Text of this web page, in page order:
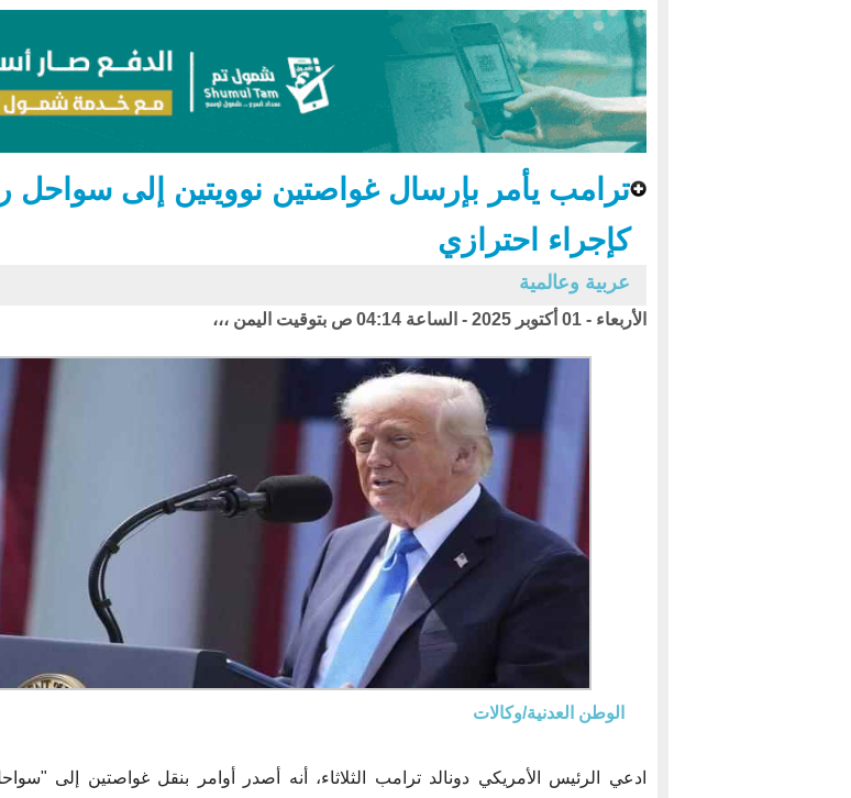
ترامب يأمر بإرسال غواصتين نوويتين إلى سواحل
كإجراء احترازي
عربية وعالمية
الأربعاء - 01 أكتوبر 2025 - الساعة 04:14 ص بتوقيت اليمن ،،،
الوطن العدنية/وكالات
ادعي الرئيس الأمريكي دونالد ترامب الثلاثاء، أنه أصدر أوامر بنقل غواصتين إلى